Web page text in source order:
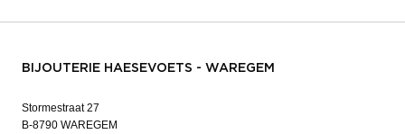
BIJOUTERIE HAESEVOETS - WAREGEM
Stormestraat 27
B-8790 WAREGEM